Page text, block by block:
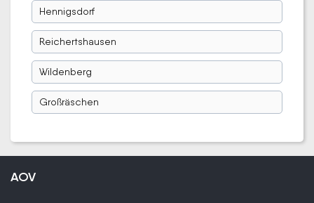
Hennigsdorf
Reichertshausen
Wildenberg
Großräschen
AOV